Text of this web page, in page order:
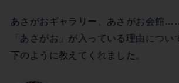
あさがおギャラリー、あさがお会館
「あさがお」が入っている理由につい
下のように教えてくれました。